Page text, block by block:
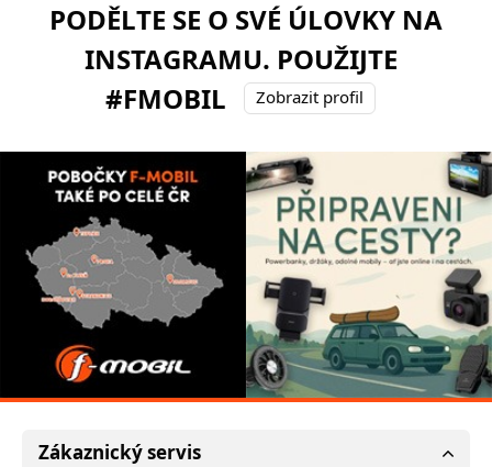
PODĚLTE SE O SVÉ ÚLOVKY NA
INSTAGRAMU. POUŽIJTE
#FMOBIL
Zobrazit profil
Zákaznický servis